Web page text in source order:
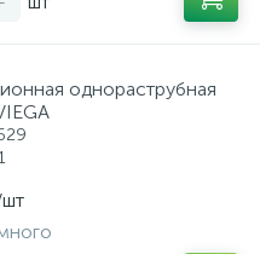
однораструбная